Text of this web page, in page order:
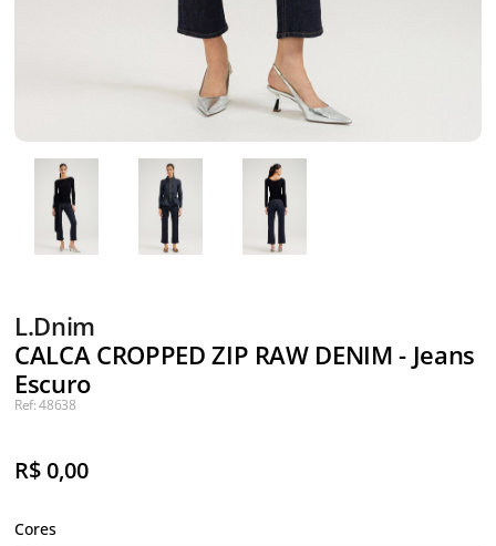
L.Dnim
CALCA CROPPED ZIP RAW DENIM - Jeans
Escuro
Ref: 48638
R$0,00
Cores